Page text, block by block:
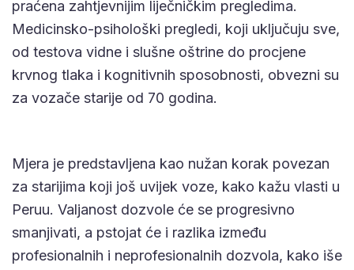
praćena zahtjevnijim liječničkim pregledima.
Medicinsko-psihološki pregledi, koji uključuju sve,
od testova vidne i slušne oštrine do procjene
krvnog tlaka i kognitivnih sposobnosti, obvezni su
za vozače starije od 70 godina.
Mjera je predstavljena kao nužan korak povezan
za starijima koji još uvijek voze, kako kažu vlasti u
Peruu. Valjanost dozvole će se progresivno
smanjivati, a pstojat će i razlika između
profesionalnih i neprofesionalnih dozvola, kako iše